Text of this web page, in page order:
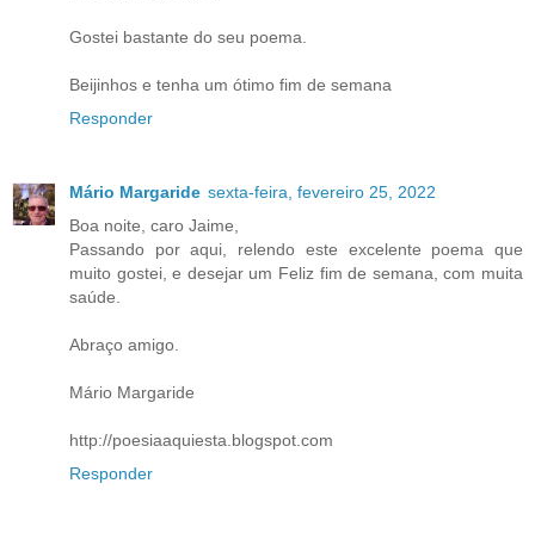
Gostei bastante do seu poema.
Beijinhos e tenha um ótimo fim de semana
Responder
Mário Margaride sexta-feira, fevereiro 25, 2022
Boa noite, caro Jaime,
Passando por aqui, relendo este excelente poema que
muito gostei, e desejar um Feliz fim de semana, com muita
saúde.
Abraço amigo.
Mário Margaride
http://poesiaaquiesta.blogspot.com
Responder